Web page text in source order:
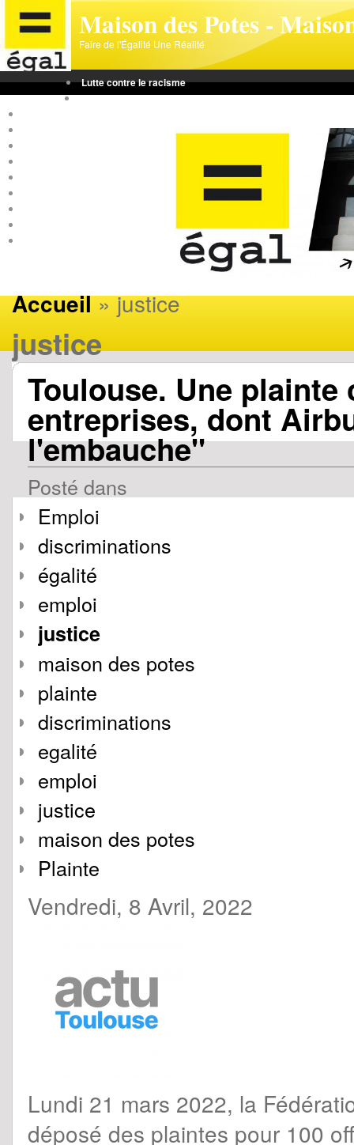
Maison des Potes -
Faire de l'Égalité Une Réalité
Lutte contre le racisme
Lutte contre les discriminations
Accueil» justice
justice
Toulouse. Une
entreprises, dont
l'embauche"
Posté dans
Emploi
discriminations
égalité
emploi
justice
maison des potes
plainte
discriminations
egalité
emploi
justice
maison des potes
Plainte
Vendredi, 8 Avril, 2022
Lundi 21 mars 2022, la
déposé des plaintes pour 100